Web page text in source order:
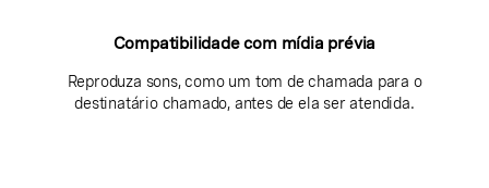
Compatibilidade com mídia prévia
Reproduza sons, como um tom de chamada para o
destinatário chamado, antes de ela ser atendida.